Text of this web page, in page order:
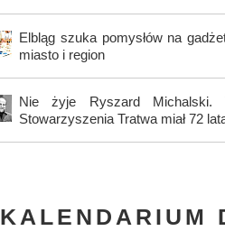
Elbląg szuka pomysłów na
miasto i region
Nie żyje Ryszard Michalski.
Stowarzyszenia Tratwa miał 72
KALENDARIUM